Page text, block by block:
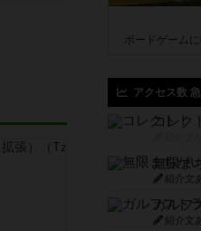
ボードゲーム
アクセス数
コレク
無限ま
紹介文
ガルフ
紹介文